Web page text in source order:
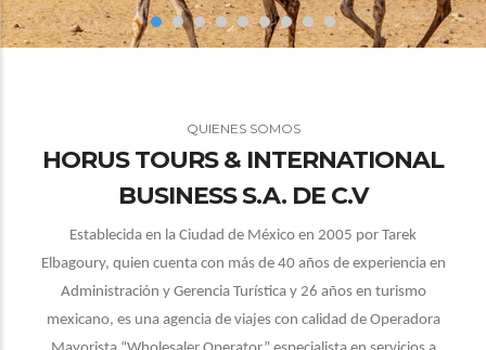
QUIENES SOMOS
HORUS TOURS & INTERNATIONAL
BUSINESS S.A. DE C.V
Establecida en la Ciudad de México en 2005 por Tarek
Elbagoury, quien cuenta con más de 40 años de experiencia en
Administración y Gerencia Turística y 26 años en turismo
mexicano, es una agencia de viajes con calidad de Operadora